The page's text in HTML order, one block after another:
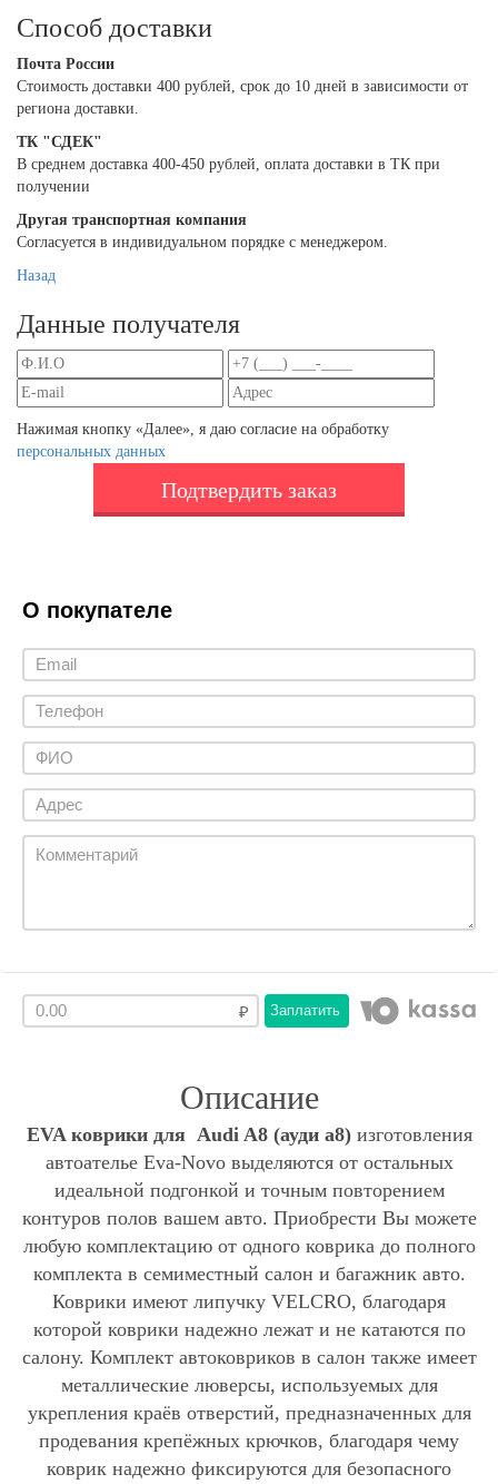
Способ доставки
Почта России
Cтоимость доставки 400 рублей, срок до 10 дней в зависимости от
региона доставки.
ТК "СДЕК"
В среднем доставка 400-450 рублей, оплата доставки в ТК при
получении
Другая транспортная компания
Согласуется в индивидуальном порядке с менеджером.
Назад
Данные получателя
Нажимая кнопку «Далее», я даю согласие на обработку
персональных данных
Подтвердить заказ
О покупателе
Заплатить
Описание
EVA коврики для Audi A8 (ауди а8) изготовления
автоателье Eva-Novo выделяются от остальных
идеальной подгонкой и точным повторением
контуров полов вашем авто. Приобрести Вы можете
любую комплектацию от одного коврика до полного
комплекта в семиместный салон и багажник авто.
Коврики имеют липучку VELCRO, благодаря
которой коврики надежно лежат и не катаются по
салону. Комплект автоковриков в салон также имеет
металлические люверсы, используемых для
укрепления краёв отверстий, предназначенных для
продевания крепёжных крючков, благодаря чему
коврик надежно фиксируются для безопасного